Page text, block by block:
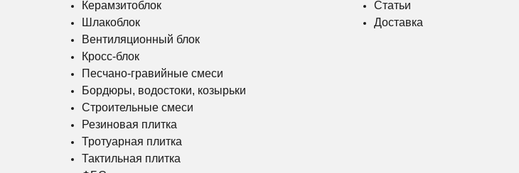
Керамзитоблок
Шлакоблок
Вентиляционный блок
Кросс-блок
Песчано-гравийные смеси
Бордюры, водостоки, козырьки
Строительные смеси
Резиновая плитка
Тротуарная плитка
Тактильная плитка
Статьи
Доставка